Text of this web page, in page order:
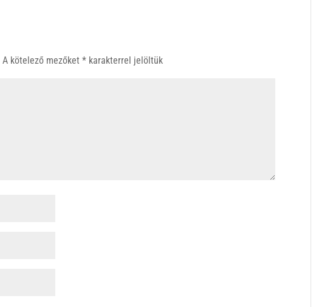
A kötelező mezőket* karakterrel jelöltük